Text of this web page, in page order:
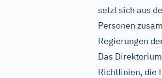
setzt sich aus
Personen
Regierungen
Das
Richtlinien, die